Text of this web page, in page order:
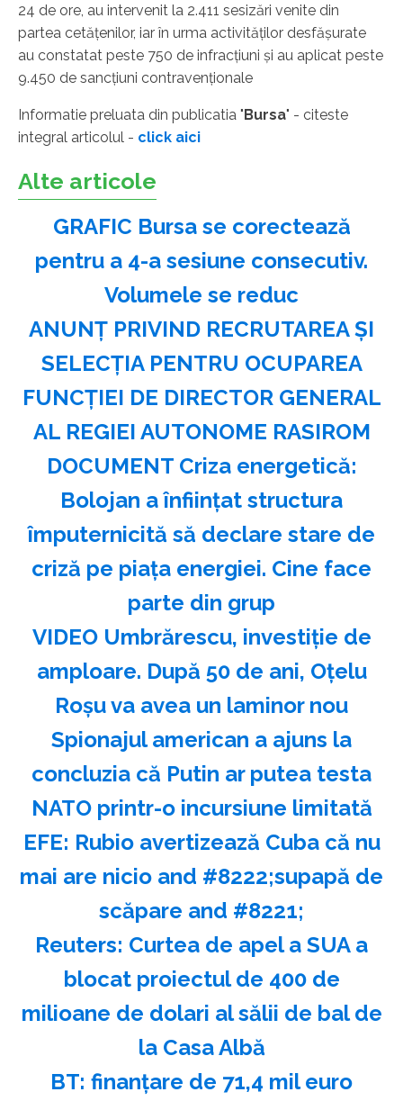
24 de ore, au intervenit la 2.411 sesizări venite din
partea cetăţenilor, iar în urma activităţilor desfăşurate
au constatat peste 750 de infracţiuni şi au aplicat peste
9.450 de sancţiuni contravenţionale
Informatie preluata din publicatia "Bursa" - citeste
integral articolul - click aici
Alte articole
GRAFIC Bursa se corectează
pentru a 4-a sesiune consecutiv.
Volumele se reduc
ANUNŢ PRIVIND RECRUTAREA ŞI
SELECŢIA PENTRU OCUPAREA
FUNCŢIEI DE DIRECTOR GENERAL
AL REGIEI AUTONOME RASIROM
DOCUMENT Criza energetică:
Bolojan a înființat structura
împuternicită să declare stare de
criză pe piața energiei. Cine face
parte din grup
VIDEO Umbrărescu, investiție de
amploare. După 50 de ani, Oțelu
Roșu va avea un laminor nou
Spionajul american a ajuns la
concluzia că Putin ar putea testa
NATO printr-o incursiune limitată
EFE: Rubio avertizează Cuba că nu
mai are nicio and #8222;supapă de
scăpare and #8221;
Reuters: Curtea de apel a SUA a
blocat proiectul de 400 de
milioane de dolari al sălii de bal de
la Casa Albă
BT: finanţare de 71,4 mil euro